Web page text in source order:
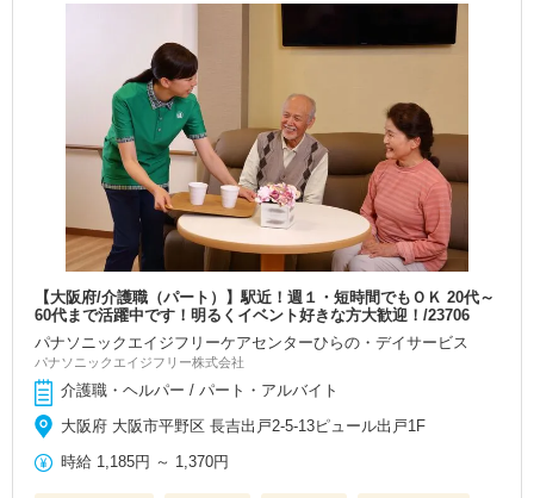
【大阪府/介護職（パート）】駅近！週１・短時間でもＯＫ 20代～
60代まで活躍中です！明るくイベント好きな方大歓迎！/23706
パナソニックエイジフリーケアセンターひらの・デイサービス
パナソニックエイジフリー株式会社
介護職・ヘルパー / パート・アルバイト
大阪府 大阪市平野区 長吉出戸2-5-13ピュール出戸1F
時給 1,185円 ～ 1,370円